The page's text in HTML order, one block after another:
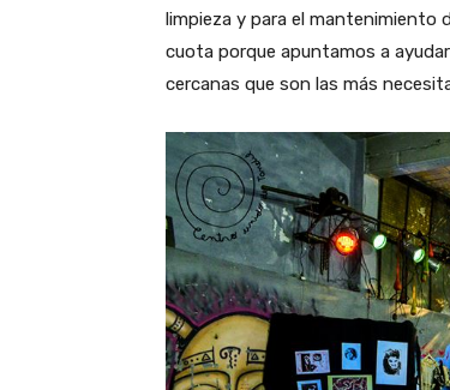
limpieza y para el mantenimiento
cuota porque apuntamos a
cercanas que son las más